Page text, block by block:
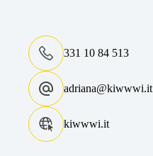
331 10 84 513
adriana@kiwwwi.it
kiwwwi.it